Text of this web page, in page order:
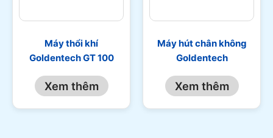
Máy thổi khí
Goldentech GT 100
Xem thêm
Máy hút chân không
Goldentech
Xem thêm